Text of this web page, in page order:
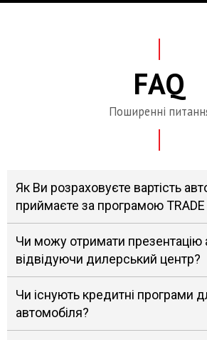
FAQ
Поширенні
Як Ви розраховуєте вартість
приймаєте за програмою TRADE
Чи можу отримати презентацію
відвідуючи дилерський центр?
Чи існують кредитні програми
автомобіля?